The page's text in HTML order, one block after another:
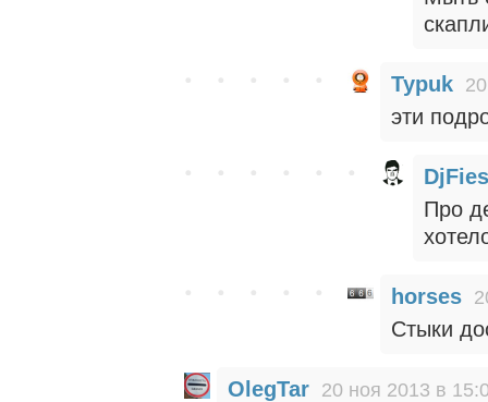
Typuk
эти
Про
horses
Стыки
OlegTar 20 ноя 2013 в